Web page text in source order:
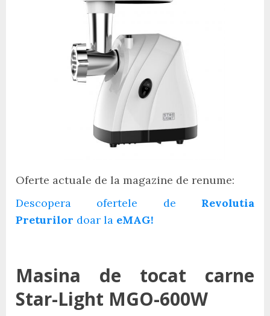
Oferte actuale de la magazine de renume:
Descopera ofertele de Revolutia
Preturilor doar la eMAG!
Masina de tocat carne
Star-Light MGO-600W